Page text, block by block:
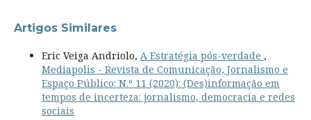
Artigos Similares
Eric Veiga Andriolo, A Estratégia pós-verdade ,
Mediapolis - Revista de Comunicação, Jornalismo e
Espaço Público: N.º 11 (2020): (Des)informação em
tempos de incerteza: jornalismo, democracia e redes
sociais